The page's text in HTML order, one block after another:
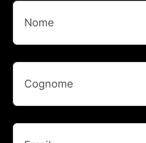
Nome
Nome
Email